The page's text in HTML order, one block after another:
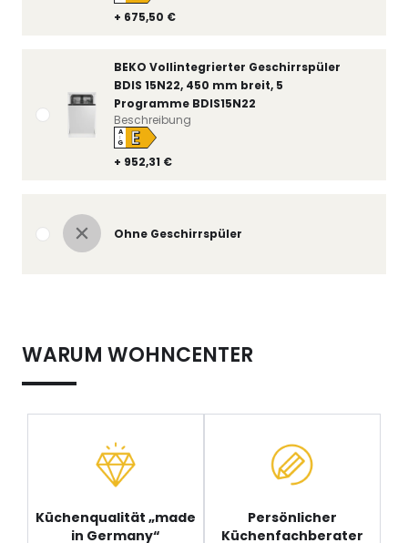
+ 675,50 €
BEKO Vollintegrierter Geschirrspüler
BDIS 15N22, 450 mm breit, 5
Programme BDIS15N22
+ 952,31 €
A
↑
G E
Beschreibung
Ohne Geschirrspüler
WARUM WOHNCENTER
Küchenqualität „made
in Germany“
Persönlicher
Küchenfachberater